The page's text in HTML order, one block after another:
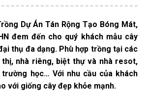
Dự Án Tán Rộng Tạo Bóng Mát,
đem đến cho quý khách mẫu cây
thụ đa dạng. Phù hợp trồng tại các
nhà riêng, biệt thự và nhà resot,
học… Với nhu cầu của khách
với giống cây đẹp khỏe mạnh.